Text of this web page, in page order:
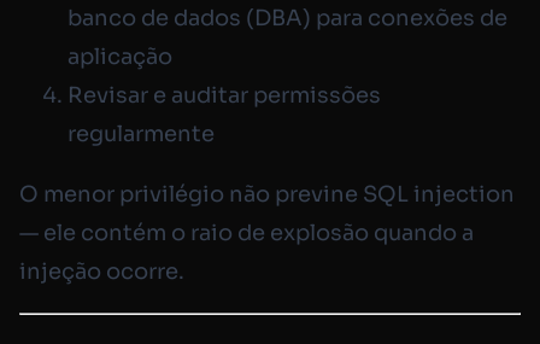
banco de dados (DBA) para conexões de
aplicação
Revisar e auditar permissões
regularmente
O menor privilégio não previne SQL injection
— ele contém o raio de explosão quando a
injeção ocorre.